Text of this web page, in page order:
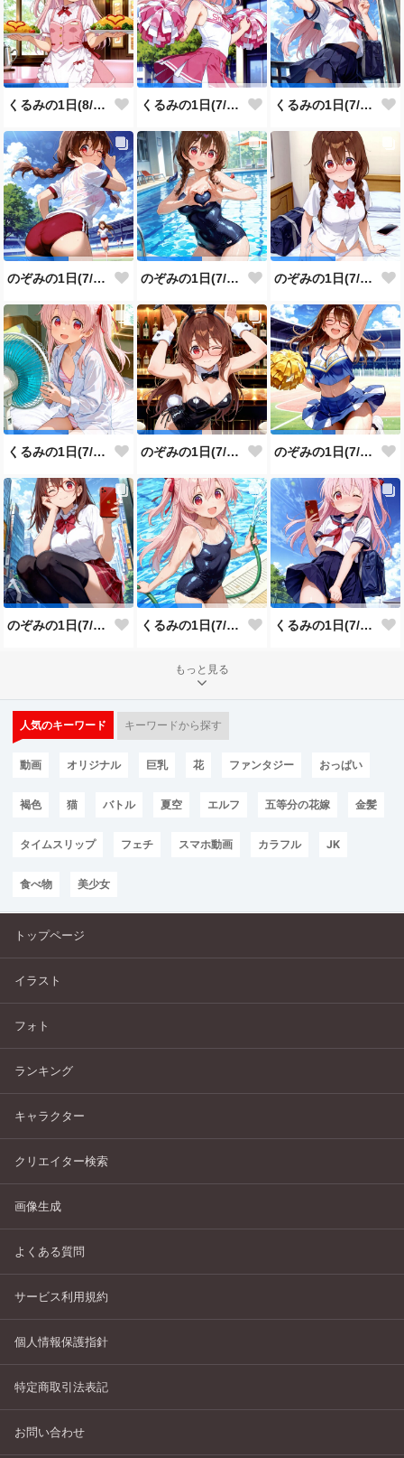
くるみの1日(8/1投稿分) くるみの1日(7/31投稿分) くるみの1日(7/30投稿分)
のぞみの1日(7/29投稿分) のぞみの1日(7/28投稿分) のぞみの1日(7/27投稿分)
くるみの1日(7/26投稿分) のぞみの1日(7/25投稿分) のぞみの1日(7/24投稿分)
のぞみの1日(7/23投稿分) くるみの1日(7/22投稿分) くるみの1日(7/21投稿分)
もっと見る
人気のキーワード キーワードから探す
動画 オリジナル 巨乳 花 ファンタジー おっぱい
褐色 猫 バトル 夏空 エルフ 五等分の花嫁 金髪
タイムスリップ フェチ スマホ動画 カラフル JK
食べ物 美少女
トップページ
イラスト
フォト
ランキング
キャラクター
クリエイター検索
画像生成
よくある質問
サービス利用規約
個人情報保護指針
特定商取引法表記
お問い合わせ